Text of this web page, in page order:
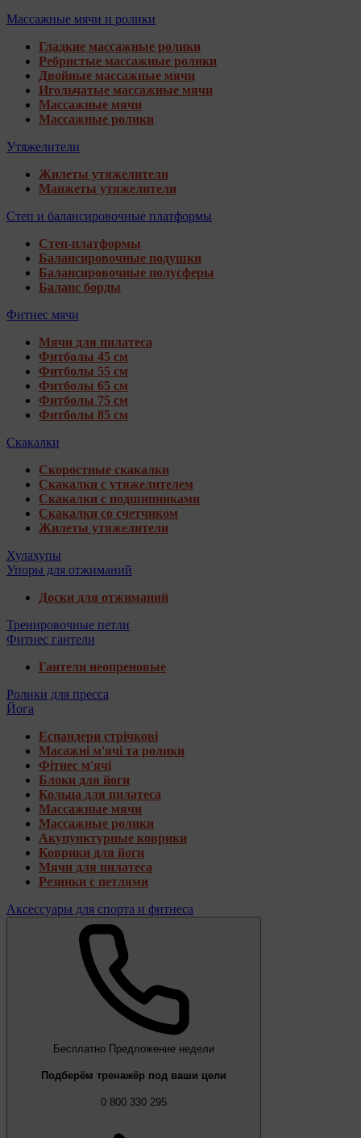
Массажные мячи и ролики
Гладкие массажные ролики
Ребристые массажные ролики
Двойные массажные мячи
Игольчатые массажные мячи
Массажные мячи
Массажные ролики
Утяжелители
Жилеты утяжелители
Манжеты утяжелители
Степ и балансировочные платформы
Степ-платформы
Балансировочные подушки
Балансировочные полусферы
Баланс борды
Фитнес мячи
Мячи для пилатеса
Фитболы 45 см
Фитболы 55 см
Фитболы 65 см
Фитболы 75 см
Фитболы 85 см
Скакалки
Скоростные скакалки
Скакалки с утяжелителем
Скакалки с подшипниками
Скакалки со счетчиком
Жилеты утяжелители
Хулахупы
Упоры для отжиманий
Доски для отжиманий
Тренировочные петли
Фитнес гантели
Гантели неопреновые
Ролики для пресса
Йога
Еспандери стрічкові
Масажні м'ячі та ролики
Фітнес м'ячі
Блоки для йоги
Кольца для пилатеса
Массажные мячи
Массажные ролики
Акупунктурные коврики
Коврики для йоги
Мячи для пилатеса
Резинки с петлями
Аксессуары для спорта и фитнеса
Бесплатно Предложение недели
Подберём тренажёр под ваши цели
0 800 330 295